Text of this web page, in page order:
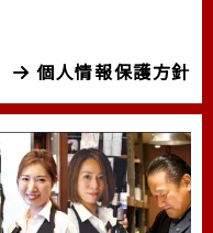
個人情報保護方針